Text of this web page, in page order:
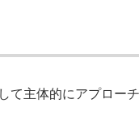
て主体的にアプロー